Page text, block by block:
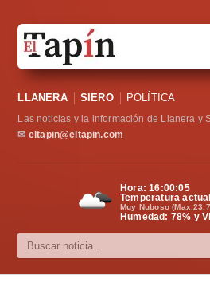
Sociedad
Política
Cultura
LLANERA SIERO POLÍTICA
Las noticias y la información de Llanera y
✉ eltapin@eltapin.com
Hora:16:00:06
Temperatura
Muy Nuboso
Humedad: 78% y